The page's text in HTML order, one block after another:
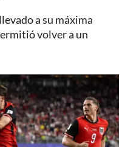
a su máxima
volver a un